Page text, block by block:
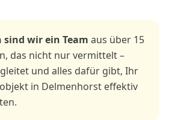
sind wir ein Team aus über 15
das nicht nur vermittelt –
und alles dafür gibt, Ihr
in Delmenhorst effektiv